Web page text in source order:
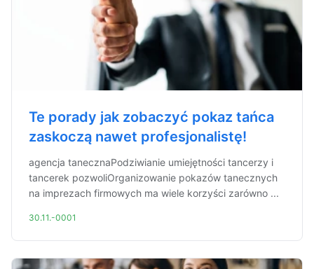
Te porady jak zobaczyć pokaz tańca
zaskoczą nawet profesjonalistę!
agencja tanecznaPodziwianie umiejętności tancerzy i
tancerek pozwoliOrganizowanie pokazów tanecznych
na imprezach firmowych ma wiele korzyści zarówno ...
30.11.-0001